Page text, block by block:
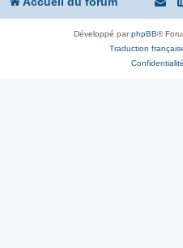
Développé parphpBB®
Traduction
Confidentialité